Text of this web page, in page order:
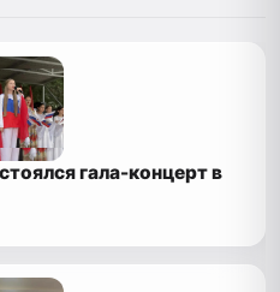
гала-концерт в